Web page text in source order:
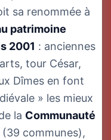
sa renommée à
patrimoine
2001 : anciennes
tour César,
Dîmes en font
» les mieux
la Communauté
(39 communes),